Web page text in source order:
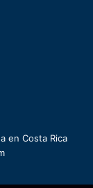
en Costa Rica